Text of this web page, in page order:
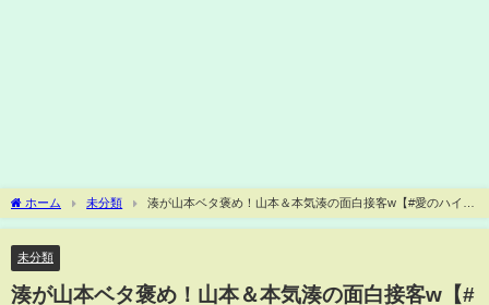
ホーム 未分類
湊が山本ベタ褒め！山本＆本気湊の面白接客w【#愛のハイエ
ナ シーズン4 ABEMAで配信中！】#爆撃竜馬 #山本裕典 #ホスト #軍神 #本気湊
未分類
湊が山本ベタ褒め！山本＆本気湊の面白接客w【#